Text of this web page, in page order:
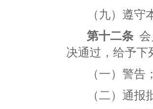
（九）遵
第十二条
决通过，给予下
（一）警告
（二）通报